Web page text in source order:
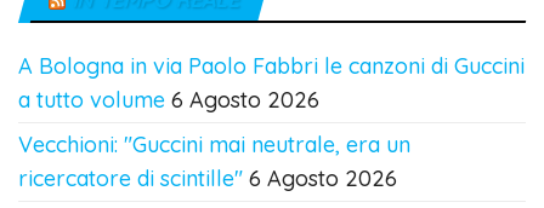
A Bologna in via Paolo Fabbri le canzoni di Guccini
a tutto volume 6 Agosto 2026
Vecchioni: "Guccini mai neutrale, era un
ricercatore di scintille" 6 Agosto 2026